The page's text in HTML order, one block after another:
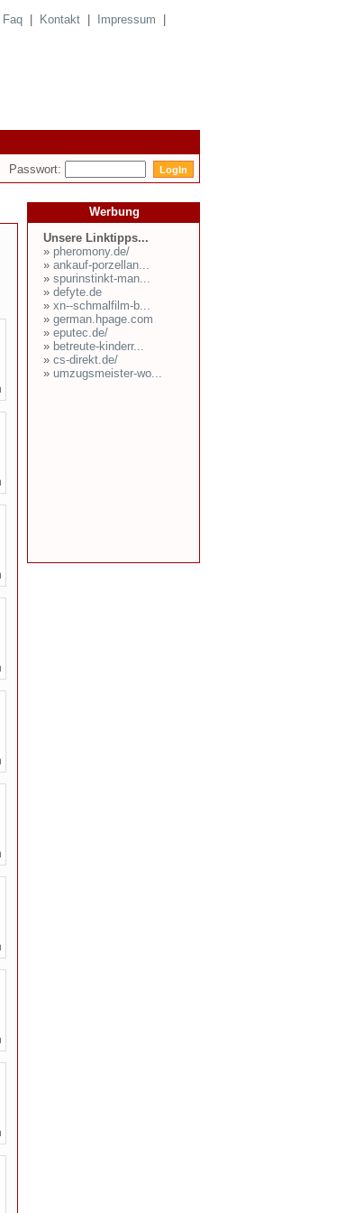
Faq Kontakt Impressum
Passwort:
Werbung
Unsere Linktipps...
» pheromony.de/
» ankauf-porzellan...
» spurinstinkt-man...
» defyte.de
» xn--schmalfilm-b...
» german.hpage.com
» eputec.de/
» betreute-kinderr...
» cs-direkt.de/
» umzugsmeister-wo...